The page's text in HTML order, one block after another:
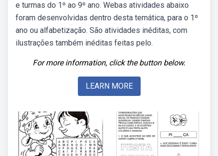
e turmas do 1º ao 9º ano. Webas atividades abaixo
foram desenvolvidas dentro desta temática, para o 1º
ano ou alfabetização. São atividades inéditas, com
ilustrações também inéditas feitas pelo.
For more information, click the button below.
LEARN MORE